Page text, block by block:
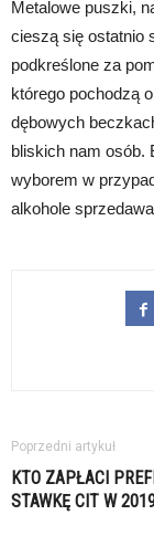
Metalowe puszki,
cieszą się ostatnio
podkreślone za
którego pochodzą
dębowych
bliskich nam osób.
wyborem w
alkohole
Poprzedni artykuł
KTO ZAPŁACI
STAWKĘ CIT W